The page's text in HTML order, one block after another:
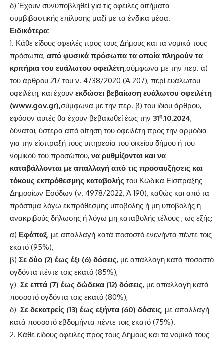
δ) Έχουν συνυποβληθεί για τις οφειλές αιτήματα
συμβιβαστικής επίλυσης μαζί με τα ένδικα μέσα.
Ειδικότερα:
Κάθε είδους οφειλές προς τους Δήμους και τα νομικά τους
πρόσωπα, από φυσικά πρόσωπα τα οποία πληρούν τα
κριτήρια του ευάλωτου οφειλέτη,σύμφωνα με την περ. α)
του άρθρου 217 του ν. 4738/2020 (Ά 207), περί ευάλωτου
οφειλέτη, και έχουν εκδώσει βεβαίωση ευάλωτου οφειλέτη
(www.gov.gr),σύμφωνα με την περ. β) του ίδιου άρθρου,
εφόσον αυτές θα έχουν βεβαιωθεί έως την 31η.10.2024,
δύναται, ύστερα από αίτηση του οφειλέτη προς την αρμόδια
για την είσπραξή τους υπηρεσία του οικείου δήμου ή του
νομικού του προσώπου, να ρυθμίζονται και να
καταβάλλονται με απαλλαγή από τις προσαυξήσεις και
τόκους εκπρόθεσμης καταβολής του Κώδικα Είσπραξης
Δημοσίων Εσόδων (ν. 4978/2022, Ά 190), καθώς και από τα
πρόστιμα λόγω εκπρόθεσμης υποβολής ή μη υποβολής ή
ανακριβούς δήλωσης ή λόγω μη καταβολής τέλους , ως εξής:
α) Εφάπαξ, με απαλλαγή κατά ποσοστό ενενήντα πέντε τοις
εκατό (95%),
β) Σε δύο (2) έως έξι (6) δόσεις, με απαλλαγή κατά ποσοστό
ογδόντα πέντε τοις εκατό (85%),
γ) Σε επτά (7) έως δώδεκα (12) δόσεις, με απαλλαγή κατά
ποσοστό ογδόντα τοις εκατό (80%),
δ) Σε δεκατρείς (13) έως εξήντα (60) δόσεις, με απαλλαγή
κατά ποσοστό εβδομήντα πέντε τοις εκατό (75%).
Κάθε είδους οφειλές προς τους Δήμους και τα νομικά τους